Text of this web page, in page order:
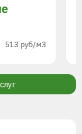
513 руб/м3